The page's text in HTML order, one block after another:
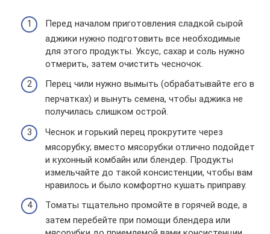
Перед началом приготовления сладкой сырой
аджики нужно подготовить все необходимые
для этого продукты. Уксус, сахар и соль нужно
отмерить, затем очистить чесночок.
Перец чили нужно вымыть (обрабатывайте его в
перчатках) и вынуть семена, чтобы аджика не
получилась слишком острой.
Чеснок и горький перец прокрутите через
мясорубку; вместо мясорубки отлично подойдет
и кухонный комбайн или блендер. Продукты
измельчайте до такой консистенции, чтобы вам
нравилось и было комфортно кушать приправу.
Томаты тщательно промойте в горячей воде, а
затем перебейте при помощи блендера или